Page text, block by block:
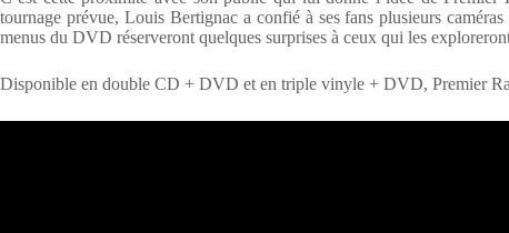
tournage prévue, Louis Bertignac a confié à ses fans plusieurs
menus du DVD réserveront quelques surprises à ceux qui les
Disponible en double CD + DVD et en triple vinyle + DVD, Premier